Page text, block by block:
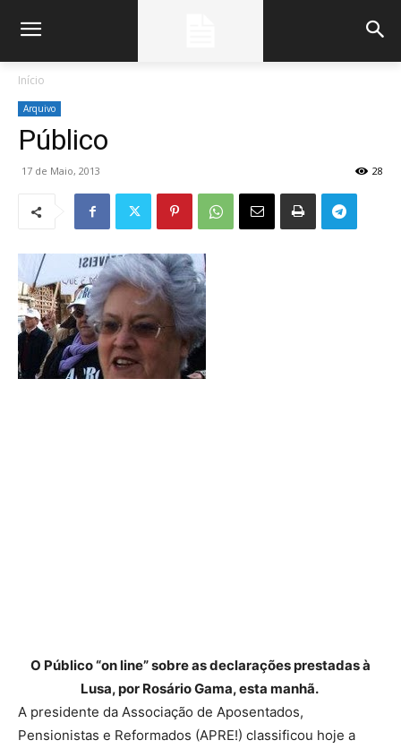
Início
Arquivo
Público
17 de Maio, 2013 28
O Público “on line” sobre as declarações prestadas à
Lusa, por Rosário Gama, esta manhã.
A presidente da Associação de Aposentados,
Pensionistas e Reformados (APRE!) classificou hoje a